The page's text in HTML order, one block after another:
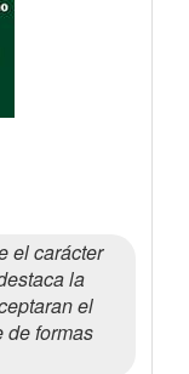
el carácter
la
el
de formas